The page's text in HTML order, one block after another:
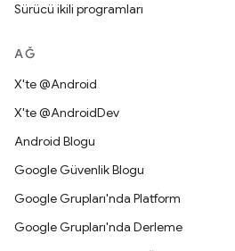
Sürücü ikili programları
AĞ
X'te @Android
X'te @AndroidDev
Android Blogu
Google Güvenlik Blogu
Google Grupları'nda Platform
Google Grupları'nda Derleme